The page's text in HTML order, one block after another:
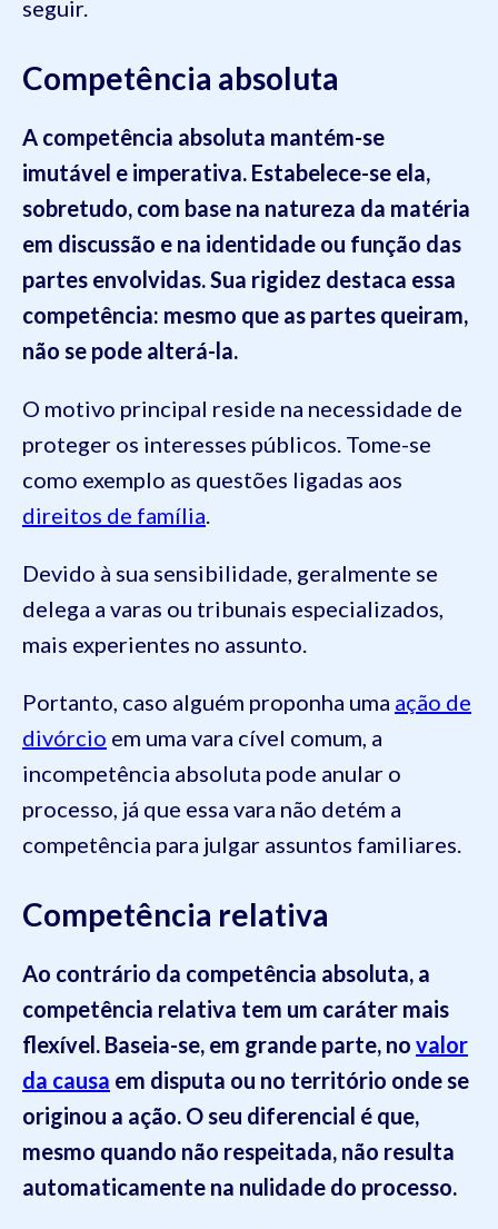
seguir.
Competência absoluta
A competência absoluta mantém-se
imutável e imperativa. Estabelece-se ela,
sobretudo, com base na natureza da matéria
em discussão e na identidade ou função das
partes envolvidas. Sua rigidez destaca essa
competência: mesmo que as partes queiram,
não se pode alterá-la.
O motivo principal reside na necessidade de
proteger os interesses públicos. Tome-se
como exemplo as questões ligadas aos
direitos de família
Devido à sua sensibilidade, geralmente se
delega a varas ou tribunais especializados,
mais experientes no assunto.
Portanto, caso alguém proponha uma ação de
divórcio em uma vara cível comum, a
incompetência absoluta pode anular o
processo, já que essa vara não detém a
competência para julgar assuntos familiares.
Competência relativa
Ao contrário da competência absoluta, a
competência relativa tem um caráter mais
flexível. Baseia-se, em grande parte, no valor
da causa em disputa ou no território onde se
originou a ação. O seu diferencial é que,
mesmo quando não respeitada, não resulta
automaticamente na nulidade do processo.